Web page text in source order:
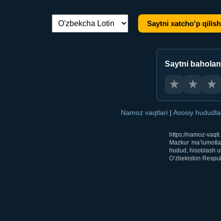
Tilni almashtirish: Saytni xatcho'p qilish
Saytni
★ ★ ★
Namoz vaqtlari | Asosiy
https://namoz-
Mazkur
hudud, hisoblash
O‘zbekiston